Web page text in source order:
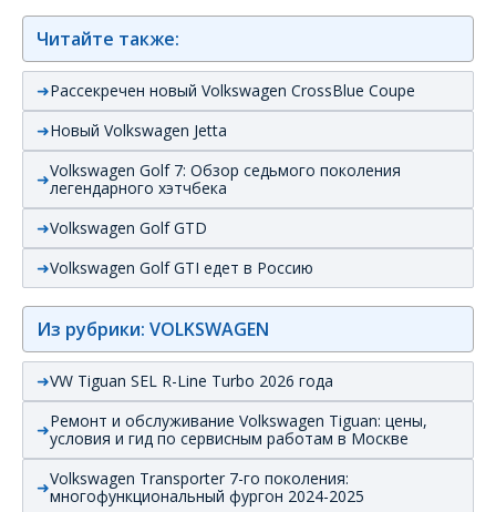
Читайте также:
Рассекречен новый Volkswagen CrossBlue Coupe
Новый Volkswagen Jetta
Volkswagen Golf 7: Обзор седьмого поколения
легендарного хэтчбека
Volkswagen Golf GTD
Volkswagen Golf GTI едет в Россию
Из рубрики: VOLKSWAGEN
VW Tiguan SEL R-Line Turbo 2026 года
Ремонт и обслуживание Volkswagen Tiguan: цены,
условия и гид по сервисным работам в Москве
Volkswagen Transporter 7-го поколения:
многофункциональный фургон 2024-2025